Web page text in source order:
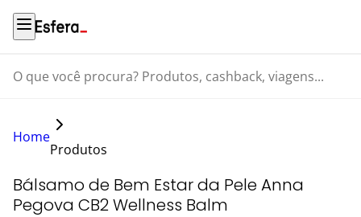
O que você procura? Produtos, cashback, viagens...
Home
Produtos
Bálsamo de Bem Estar da Pele Anna
Pegova CB2 Wellness Balm